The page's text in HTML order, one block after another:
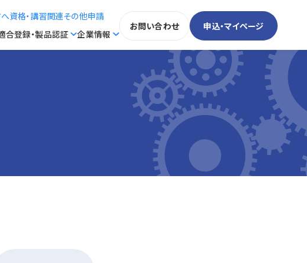
合登録・製品認証 企業情報
資格・講習関連その他申請
お問い合わせ
申込・マイページ